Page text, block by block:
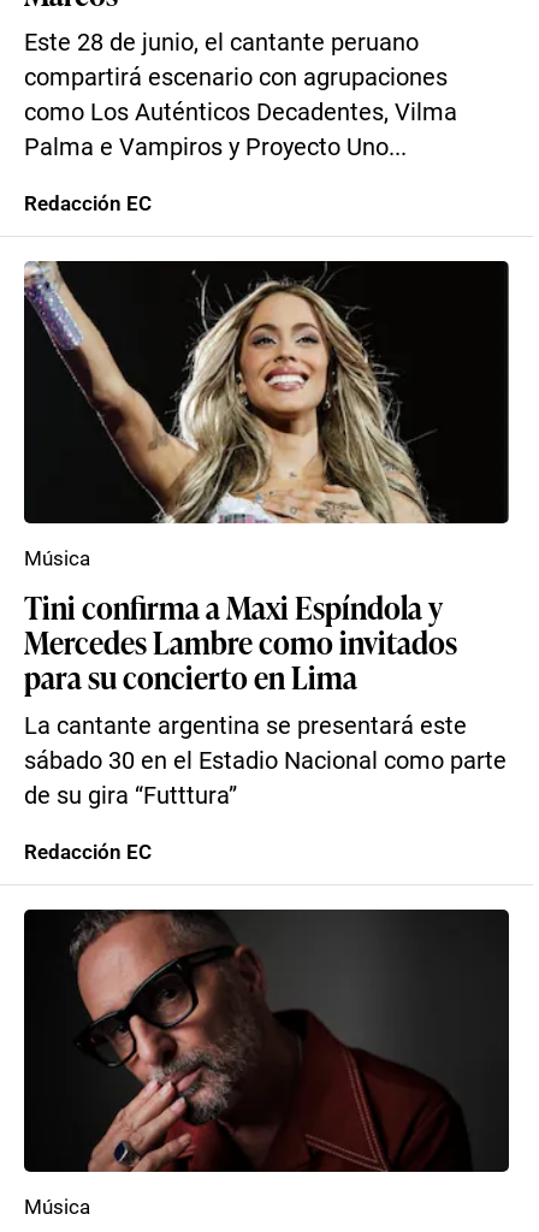
Este 28 de junio, el cantante peruano
compartirá escenario con agrupaciones
como Los Auténticos Decadentes, Vilma
Palma e Vampiros y Proyecto Uno...
Redacción EC
Tini confirma a Maxi Espíndola y
Mercedes Lambre como invitados
para su concierto en Lima
La cantante argentina se presentará este
sábado 30 en el Estadio Nacional como parte
de su gira “Futttura”
Música
Redacción EC
Música